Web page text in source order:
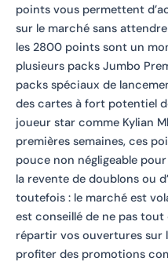
points vous permettent
sur le marché sans
les 2800 points sont un
plusieurs packs Jumbo
packs spéciaux de
des cartes à fort potentiel
joueur star comme Kylian
premières semaines, ces
pouce non négligeable
la revente de doublons ou
toutefois : le marché est
est conseillé de ne pas tout
répartir vos ouvertures sur
profiter des promotions